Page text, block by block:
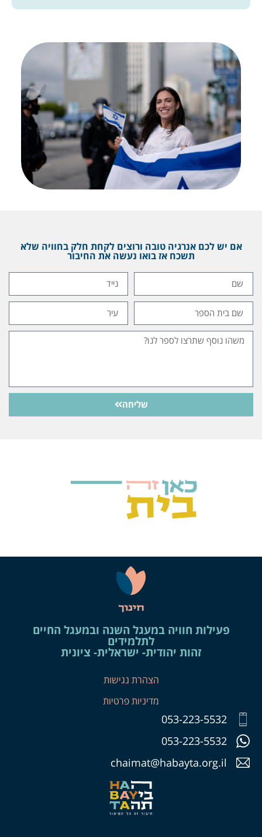
אם יש לכם אנרגיה טובה ורוצים לקחת חלק בחוויה שלא
תשכח אז בואו נעשה את החיבור
שליחה
053-223-5532
053-223-5532
chaimat@habayta.org.il
פעילות חוויה במעגל השנה ובמעגל החיים
לתלמידים
זהות יהודית- ישראלית- ציונית
הצהרת נגישות
מדיניות פרטיות